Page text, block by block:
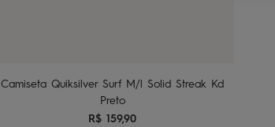
Camiseta Quiksilver Surf M/l Solid Streak Kd
Preto
R$ 159,90